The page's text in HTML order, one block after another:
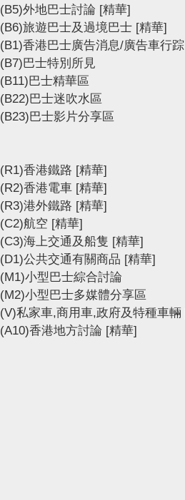
(B5)外地巴士討論 [精華]
(B6)旅遊巴士及過境巴士 [精華]
(B1)香港巴士廣告消息/廣告車行踪
(B7)巴士特別所見
(B11)巴士精華區
(B22)巴士迷吹水區
(B23)巴士影片分享區
(R1)香港鐵路 [精華]
(R2)香港電車 [精華]
(R3)港外鐵路 [精華]
(C2)航空 [精華]
(C3)海上交通及船隻 [精華]
(D1)公共交通有關商品 [精華]
(M1)小型巴士綜合討論
(M2)小型巴士多媒體分享區
(V)私家車,商用車,政府及特種車輛
(A10)香港地方討論 [精華]